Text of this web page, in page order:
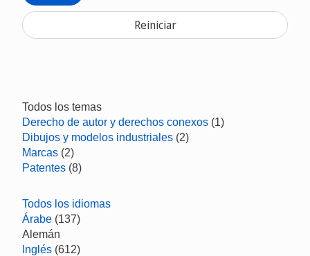
Reiniciar
Todos los temas
Derecho de autor y derechos conexos (1)
Dibujos y modelos industriales (2)
Marcas (2)
Patentes (8)
Todos los idiomas
Árabe (137)
Alemán
Inglés (612)